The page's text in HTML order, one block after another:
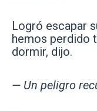
Logró escapar
hemos perdido
dormir, dijo.
— Un peligro